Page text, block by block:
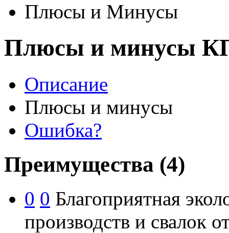
Плюсы и Минусы
Плюсы и минусы
Описание
Плюсы и минусы
Ошибка?
Преимущества (4)
0 0 Благоприятная
производств и свалок